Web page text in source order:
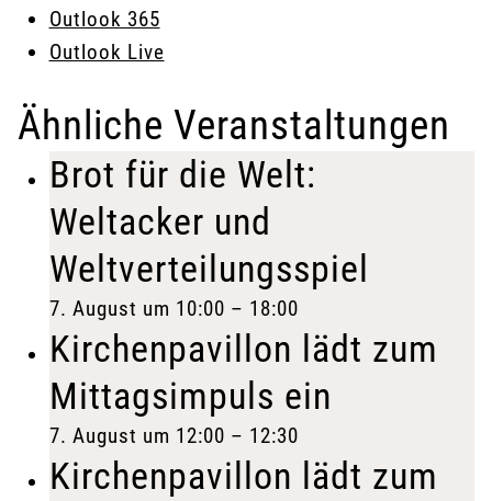
Outlook 365
Outlook Live
Ähnliche Veranstaltungen
Brot für die Welt:
Weltacker und
Weltverteilungsspiel
7. August um 10:00 – 18:00
Kirchenpavillon lädt zum
Mittagsimpuls ein
7. August um 12:00 – 12:30
Kirchenpavillon lädt zum